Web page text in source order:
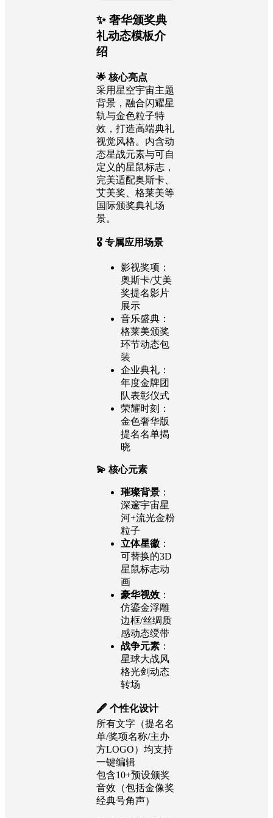
✨ 奢华颁奖典
礼动态模板介
绍
🌟 核心亮点
采用星空宇宙主题
背景，融合闪耀星
轨与金色粒子特
效，打造高端典礼
视觉风格。内含动
态星战元素与可自
定义的星鼠标志，
完美适配奥斯卡、
艾美奖、格莱美等
国际颁奖典礼场
景。
🎖️ 专属应用场景
影视奖项：
奥斯卡/艾美
奖提名影片
展示
音乐盛典：
格莱美颁奖
环节动态包
装
企业典礼：
年度金牌团
队表彰仪式
荣耀时刻：
金色奢华版
提名名单揭
晓
💫 核心元素
璀璨背景 ：
深邃宇宙星
河+流光金粉
粒子
立体星徽 ：
可替换的3D
星鼠标志动
画
豪华视效 ：
仿鎏金浮雕
边框/丝绸质
感动态绶带
战争元素 ：
星球大战风
格光剑动态
转场
🖋️ 个性化设计
所有文字（提名名
单/奖项名称/主办
方LOGO）均支持
一键编辑
包含10+预设颁奖
音效（包括金像奖
经典号角声）